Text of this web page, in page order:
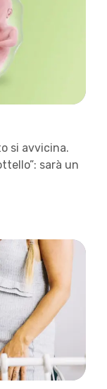
si avvicina.
sarà un